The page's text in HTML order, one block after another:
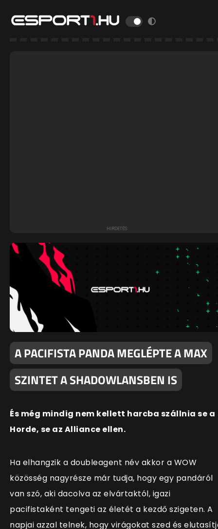
A PACIFISTA PANDA MEGLÉPTE A MAX
SZINTET A SHADOWLANSBEN IS
És még mindig nem kellett harcba szállnia se a
Horde, se az Alliance ellen.
Ha elhangzik a doubleagent név akkor a WOW
közösség nagyrésze már tudja, hogy egy pandáról
van szó, aki dacolva az elvártaktól, igazi
pacifistaként tengeti az életét a kezdő szigeten. A
napjai azzal telnek, hogy virágokat szed és